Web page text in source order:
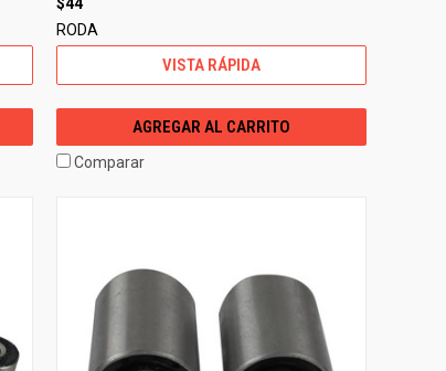
RODA
VISTA RÁPIDA
AGREGAR AL CARRITO
Comparar